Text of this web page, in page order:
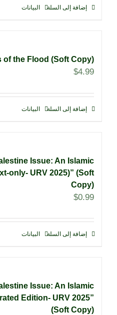
إضافة إلى السلة البيانات
of the Flood (Soft Copy)
$4.99
إضافة إلى السلة البيانات
Issue: An Islamic
only- URV 2025)” (Soft
Copy)
$0.99
إضافة إلى السلة البيانات
Issue: An Islamic
Edition- URV 2025”
(Soft Copy)